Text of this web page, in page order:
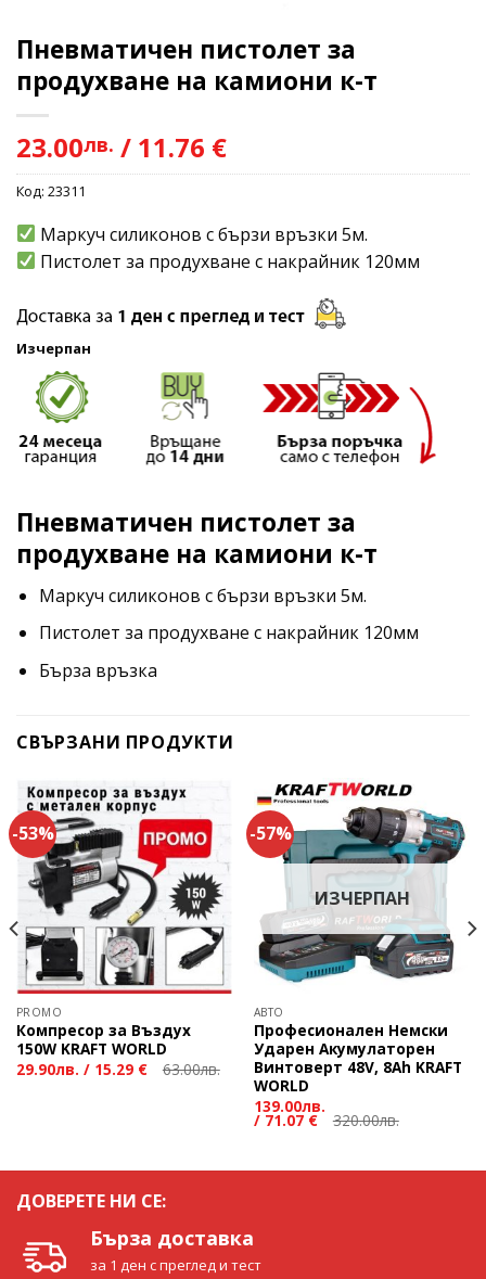
Пневматичен пистолет за
продухване на камиони к-т
23.00лв. / 11.76 €
Код: 23311
Маркуч силиконов с бързи връзки 5м.
Пистолет за продухване с накрайник 120мм
Изчерпан
Пневматичен пистолет за
продухване на камиони к-т
Маркуч силиконов с бързи връзки 5м.
Пистолет за продухване с накрайник 120мм
Бърза връзка
СВЪРЗАНИ ПРОДУКТИ
-53%
PROMO
Компресор за Въздух
150W KRAFT WORLD
29.90лв. / 15.29 € 63.00лв.
-57%
ИЗЧЕРПАН
АВТО
Професионален Немски
Ударен Акумулаторен
Винтоверт 48V, 8Ah KRAFT
WORLD
139.00лв.
/ 71.07 € 320.00лв.
ДОВЕРЕТЕ НИ СЕ:
Бърза доставка
за 1 ден с преглед и тест